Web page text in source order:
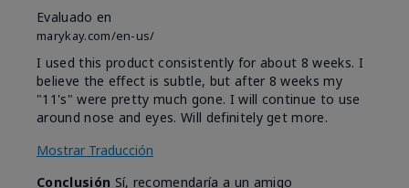
Evaluado en
marykay.com/en-us/
I used this product consistently for about 8 weeks. I
believe the effect is subtle, but after 8 weeks my
"11's" were pretty much gone. I will continue to use
around nose and eyes. Will definitely get more.
Mostrar Traducción
Conclusión Sí, recomendaría a un amigo